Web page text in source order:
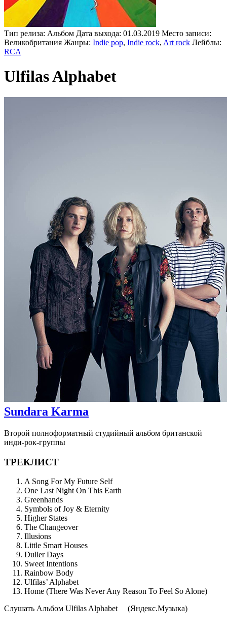
Тип релиза: Альбом Дата выхода: 01.03.2019 Место записи:
Великобритания Жанры: Indie pop, Indie rock, Art rock Лейблы:
RCA
Ulfilas Alphabet
Sundara Karma
Второй полноформатный студийный альбом британской
инди-рок-группы
ТРЕКЛИСТ
A Song For My Future Self
One Last Night On This Earth
Greenhands
Symbols of Joy & Eternity
Higher States
The Changeover
Illusions
Little Smart Houses
Duller Days
Sweet Intentions
Rainbow Body
Ulfilas’ Alphabet
Home (There Was Never Any Reason To Feel So Alone)
Cлушать Альбом Ulfilas Alphabet
(Яндекс.Музыка)